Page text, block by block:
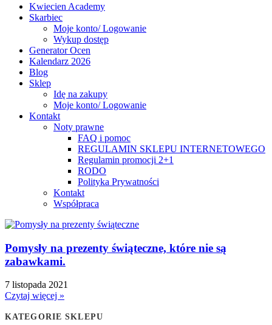
Kwiecien Academy
Skarbiec
Moje konto/ Logowanie
Wykup dostęp
Generator Ocen
Kalendarz 2026
Blog
Sklep
Idę na zakupy
Moje konto/ Logowanie
Kontakt
Noty prawne
FAQ i pomoc
REGULAMIN SKLEPU INTERNETOWEGO
Regulamin promocji 2+1
RODO
Polityka Prywatności
Kontakt
Współpraca
Pomysły na prezenty świąteczne, które nie są
zabawkami.
7 listopada 2021
Czytaj więcej »
KATEGORIE SKLEPU